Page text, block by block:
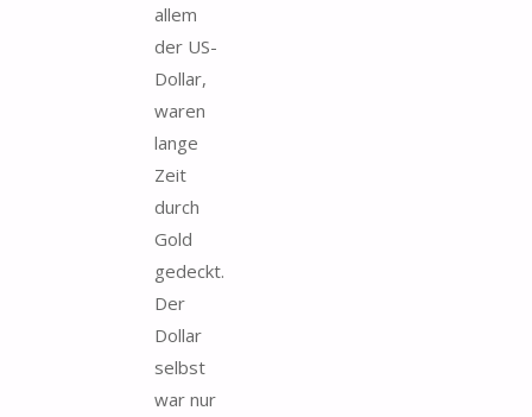
allem
der US-
Dollar,
waren
lange
Zeit
durch
Gold
gedeckt.
Der
Dollar
selbst
war nur